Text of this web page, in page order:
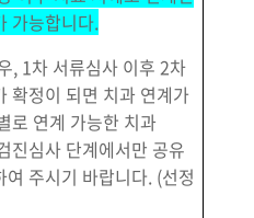
가능합니다.
, 1차 서류심사 이후 2차
확정이 되면 치과 연계가
로 연계 가능한 치과
진심사 단계에서만 공유
주시기 바랍니다. (선정